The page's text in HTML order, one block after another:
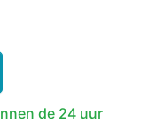
de 24 uur